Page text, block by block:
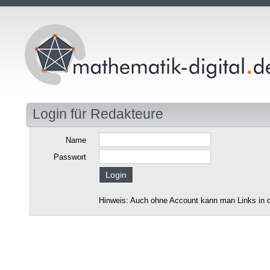
Login für Redakteure
Name
Passwort
Hinweis: Auch ohne Account kann man Links in